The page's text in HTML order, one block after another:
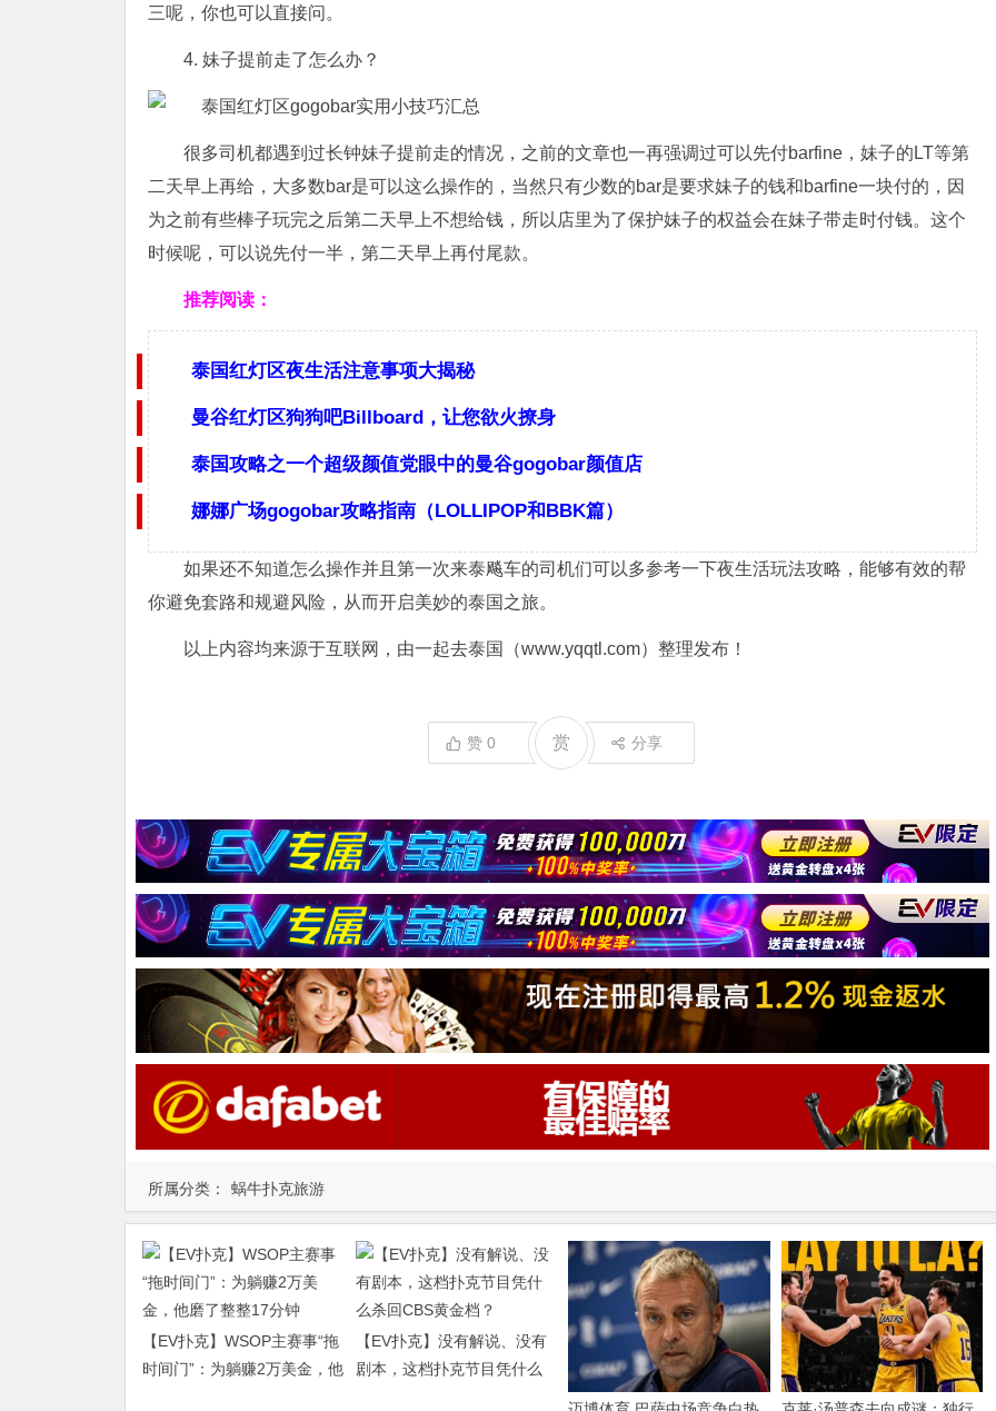
所属分类： 蜗牛扑克旅游
三呢，你也可以直接问。
4. 妹子提前走了怎么办？
很多司机都遇到过长钟妹子提前走的情况，之前的文章也一再强调过可以先付barfine，妹子的LT等第
二天早上再给，大多数bar是可以这么操作的，当然只有少数的bar是要求妹子的钱和barfine一块付的，因
为之前有些棒子玩完之后第二天早上不想给钱，所以店里为了保护妹子的权益会在妹子带走时付钱。这个
时候呢，可以说先付一半，第二天早上再付尾款。
推荐阅读：
泰国红灯区夜生活注意事项大揭秘
曼谷红灯区狗狗吧Billboard，让您欲火撩身
泰国攻略之一个超级颜值党眼中的曼谷gogobar颜值店
娜娜广场gogobar攻略指南（LOLLIPOP和BBK篇）
如果还不知道怎么操作并且第一次来泰飚车的司机们可以多参考一下夜生活玩法攻略，能够有效的帮
你避免套路和规避风险，从而开启美妙的泰国之旅。
以上内容均来源于互联网，由一起去泰国（www.yqqtl.com）整理发布！
赞 0 赏 分享
【EV扑克】WSOP主赛事“拖
时间门”：为躺赚2万美金，他
【EV扑克】没有解说、没有
剧本，这档扑克节目凭什么